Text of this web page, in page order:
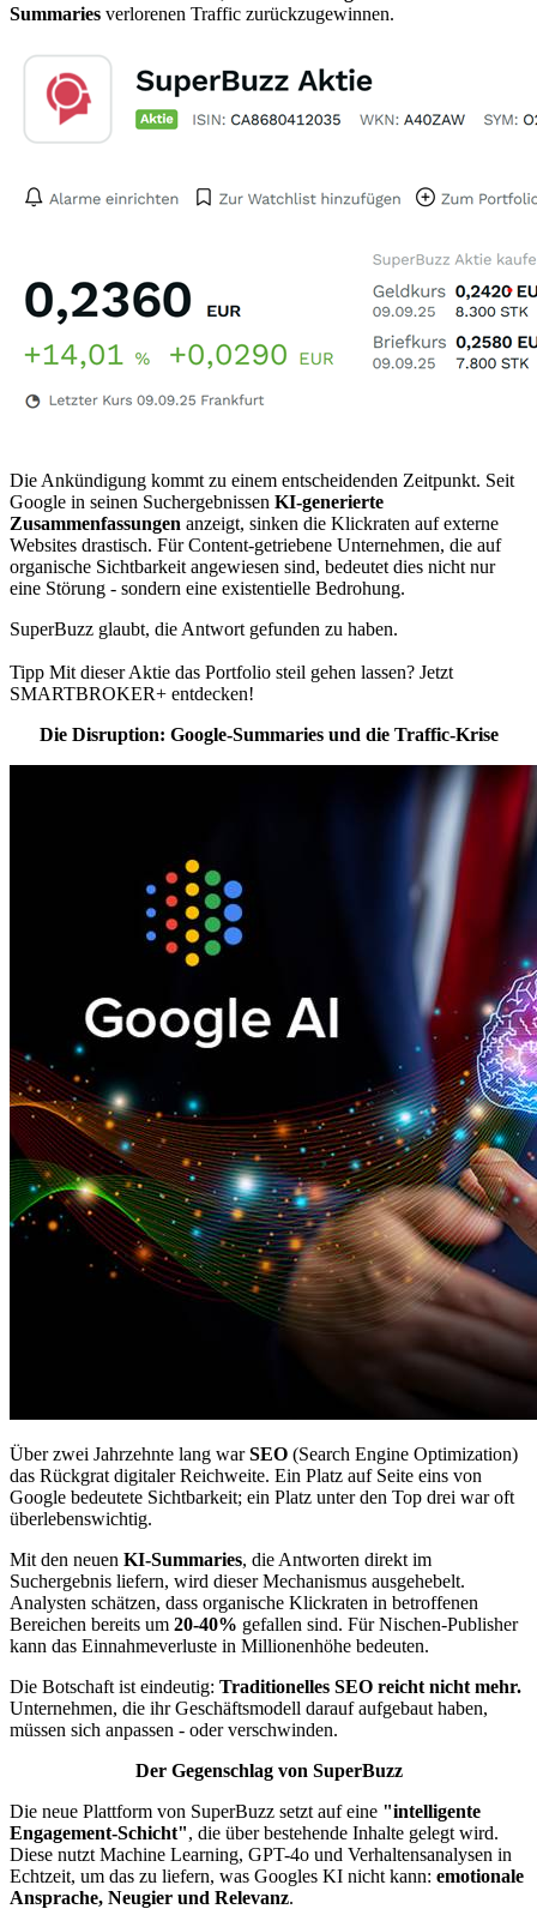
Summaries verlorenen Traffic zurückzugewinnen.
Die Ankündigung kommt zu einem entscheidenden Zeitpunkt. Seit
Google in seinen Suchergebnissen KI-generierte
Zusammenfassungen anzeigt, sinken die Klickraten auf externe
Websites drastisch. Für Content-getriebene Unternehmen, die auf
organische Sichtbarkeit angewiesen sind, bedeutet dies nicht nur
eine Störung - sondern eine existentielle Bedrohung.
SuperBuzz glaubt, die Antwort gefunden zu haben.
Tipp Mit dieser Aktie das Portfolio steil gehen lassen? Jetzt
SMARTBROKER+ entdecken!
Die Disruption: Google-Summaries und die Traffic-Krise
Über zwei Jahrzehnte lang warSEO (Search Engine Optimization)
das Rückgrat digitaler Reichweite. Ein Platz auf Seite eins von
Google bedeutete Sichtbarkeit; ein Platz unter den Top drei war oft
überlebenswichtig.
Mit den neuen KI-Summaries, die Antworten direkt im
Suchergebnis liefern, wird dieser Mechanismus ausgehebelt.
Analysten schätzen, dass organische Klickraten in betroffenen
Bereichen bereits um 20-40% gefallen sind. Für Nischen-Publisher
kann das Einnahmeverluste in Millionenhöhe bedeuten.
Die Botschaft ist eindeutig: Traditionelles SEO reicht nicht mehr.
Unternehmen, die ihr Geschäftsmodell darauf aufgebaut haben,
müssen sich anpassen - oder verschwinden.
Der Gegenschlag von SuperBuzz
Die neue Plattform von SuperBuzz setzt auf eine "intelligente
Engagement-Schicht", die über bestehende Inhalte gelegt wird.
Diese nutzt Machine Learning, GPT-4o und Verhaltensanalysen in
Echtzeit, um das zu liefern, was Googles KI nicht kann: emotionale
Ansprache, Neugier und Relevanz.